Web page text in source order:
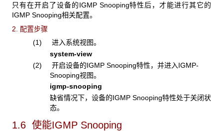
只有在开启了设备的IGMP Snooping特性后，才能进行其它的
IGMP Snooping相关配置。
2. 配置步骤
(1) 进入系统视图。
system-view
(2) 开启设备的IGMP Snooping特性，并进入IGMP-
Snooping视图。
igmp-snooping
缺省情况下，设备的IGMP Snooping特性处于关闭状
态。
1.6 使能IGMP Snooping